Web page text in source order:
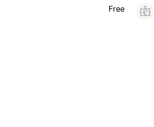
Free